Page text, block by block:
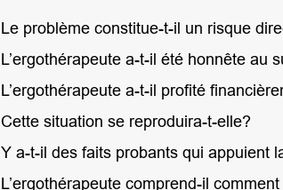
Le problème constitue-t-il un risque
L’ergothérapeute a-t-il été honnête au
L’ergothérapeute a-t-il profité
Cette situation se reproduira-t-elle?
Y a-t-il des faits probants qui appuient
L’ergothérapeute comprend-il